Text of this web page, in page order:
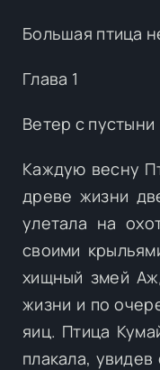
Большая птица
Глава 1
Ветер с пустыни
Каждую весну
древе жизни
улетала на
своими
хищный змей
жизни и по
яиц. Птица
плакала,